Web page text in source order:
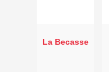
La Becasse